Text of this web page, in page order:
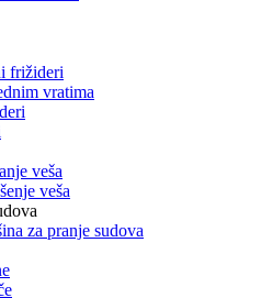
frižideri
vratima
veša
veša
za pranje sudova